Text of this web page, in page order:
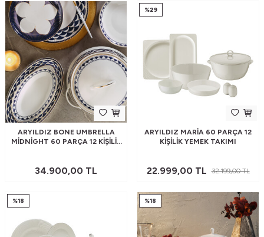
ARYILDIZ BONE UMBRELLA
MIDNIGHT 60 PARÇA 12 KIŞILIK
34.900,00 TL
%29
ARYILDIZ MARIA 60 PARÇA 12
KIŞILIK YEMEK TAKIMI
22.999,00TL 32.199,00TL
%18 %18